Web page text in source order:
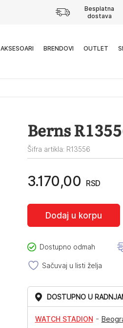
Besplatna
dostava
AKSESOARI BRENDOVI OUTLET
Berns
Šifra artikla: R13556
3.170,00 RSD
Dodaj u korpu
Dostupno odmah
Sačuvaj u listi želja
DOSTUPNO U
WATCH STADION -